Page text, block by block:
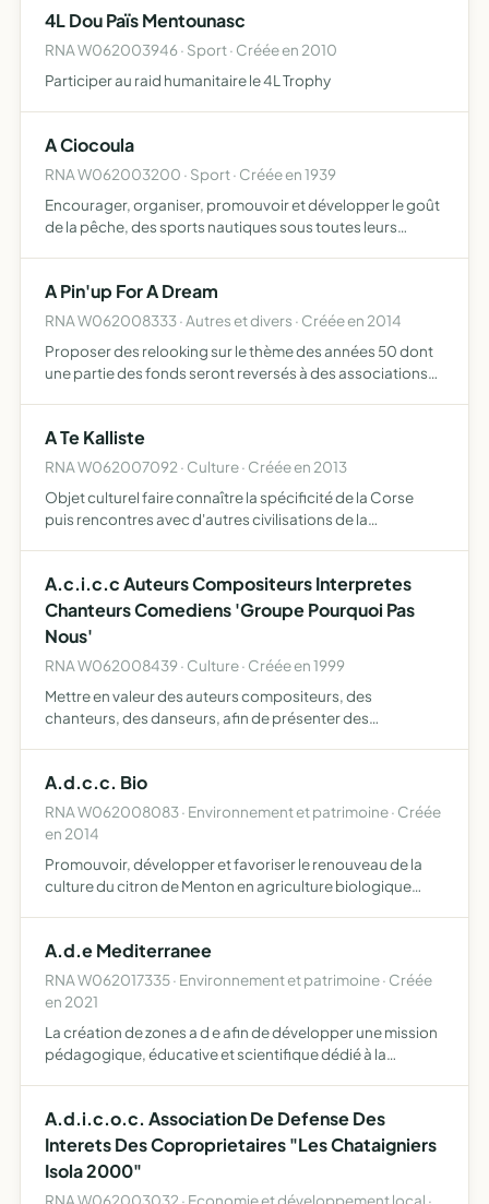
4L Dou Païs Mentounasc
RNA W062003946 · Sport · Créée en 2010
Participer au raid humanitaire le 4L Trophy
A Ciocoula
RNA W062003200 · Sport · Créée en 1939
Encourager, organiser, promouvoir et développer le goût
de la pêche, des sports nautiques sous toutes leurs
san…
A Pin'up For A Dream
RNA W062008333 · Autres et divers · Créée en 2014
Proposer des relooking sur le thème des années 50 dont
une partie des fonds seront reversés à des associations
A Te Kalliste
RNA W062007092 · Culture · Créée en 2013
Objet culturel faire connaître la spécificité de la Corse
puis rencontres avec d'autres civilisations de la
A.c.i.c.c Auteurs Compositeurs Interpretes
Chanteurs Comediens 'Groupe Pourquoi Pas
Nous'
RNA W062008439 · Culture · Créée en 1999
Mettre en valeur des auteurs compositeurs, des
chanteurs, des danseurs, afin de présenter des
A.d.c.c. Bio
RNA W062008083 · Environnement et patrimoine · Créée
en 2014
Promouvoir, développer et favoriser le renouveau de la
culture du citron de Menton en agriculture biologique
Ment…
A.d.e Mediterranee
RNA W062017335 · Environnement et patrimoine · Créée
en 2021
La création de zones a d e afin de développer une mission
pédagogique, éducative et scientifique dédié à la
protégées, de struct…
A.d.i.c.o.c. Association De Defense Des
Interets Des Coproprietaires "Les Chataigniers
Isola 2000"
RNA W062003032 · Economie et développement local ·